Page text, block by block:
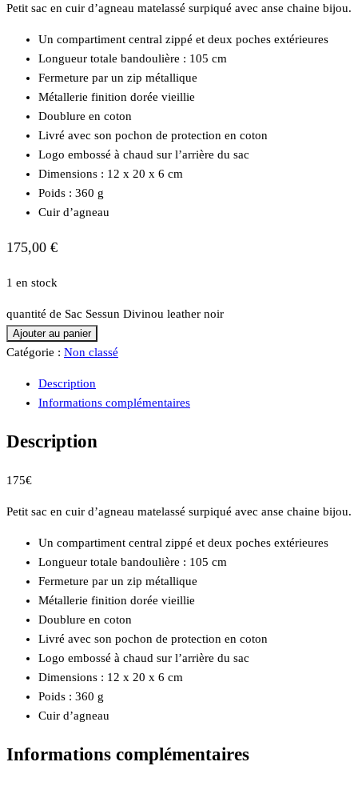
Petit sac en cuir d’agneau matelassé surpiqué avec anse chaine bijou.
Un compartiment central zippé et deux poches extérieures
Longueur totale bandoulière : 105 cm
Fermeture par un zip métallique
Métallerie finition dorée vieillie
Doublure en coton
Livré avec son pochon de protection en coton
Logo embossé à chaud sur l’arrière du sac
Dimensions : 12 x 20 x 6 cm
Poids : 360 g
Cuir d’agneau
175,00 €
1 en stock
quantité de Sac Sessun Divinou leather noir
Ajouter au panier
Catégorie : Non classé
Description
Informations complémentaires
Description
175€
Petit sac en cuir d’agneau matelassé surpiqué avec anse chaine bijou.
Un compartiment central zippé et deux poches extérieures
Longueur totale bandoulière : 105 cm
Fermeture par un zip métallique
Métallerie finition dorée vieillie
Doublure en coton
Livré avec son pochon de protection en coton
Logo embossé à chaud sur l’arrière du sac
Dimensions : 12 x 20 x 6 cm
Poids : 360 g
Cuir d’agneau
Informations complémentaires